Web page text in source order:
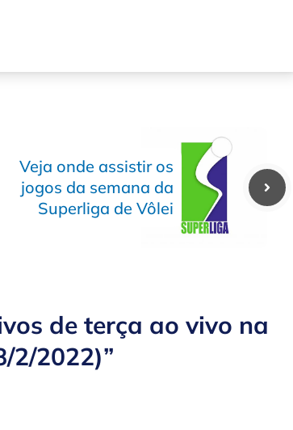
Veja onde assistir os
jogos da semana da
Superliga de Vôlei
de terça ao vivo na
2/2022)”